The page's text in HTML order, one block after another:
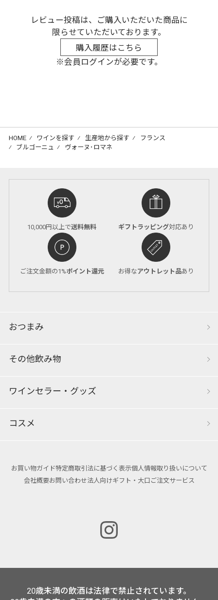
レビュー投稿は、ご購入いただいた商品に
限らせていただいております。
購入履歴はこちら
※会員ログインが必要です。
HOME ⁄ ワインを探す ⁄ 生産地から探す ⁄ フランス
⁄ ブルゴーニュ ⁄ ヴォーヌ･ロマネ
10,000円以上で送料無料 ギフトラッピング対応あり
ご注文金額の1%ポイント還元 お得なアウトレット品あり
おつまみ
その他飲み物
ワインセラー・グッズ
コスメ
お買い物ガイド特定商取引法に基づく表示個人情報取り扱いについて
会社概要お問い合わせ法人向けギフト・大口ご注文サービス
20歳未満の飲酒は法律で禁止されています。